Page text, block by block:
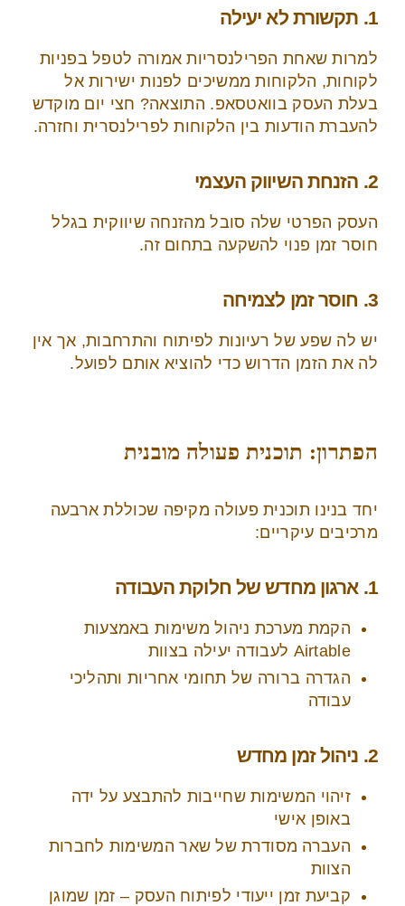
1. תקשורת לא יעילה
למרות שאחת הפרילנסריות אמורה לטפל בפניות
לקוחות, הלקוחות ממשיכים לפנות ישירות אל
בעלת העסק בוואטסאפ. התוצאה? חצי יום מוקדש
להעברת הודעות בין הלקוחות לפרילנסרית וחזרה.
2. הזנחת השיווק העצמי
העסק הפרטי שלה סובל מהזנחה שיווקית בגלל
חוסר זמן פנוי להשקעה בתחום זה.
3. חוסר זמן לצמיחה
יש לה שפע של רעיונות לפיתוח והתרחבות, אך אין
לה את הזמן הדרוש כדי להוציא אותם לפועל.
הפתרון: תוכנית פעולה מובנית
יחד בנינו תוכנית פעולה מקיפה שכוללת ארבעה
מרכיבים עיקריים:
1. ארגון מחדש של חלוקת העבודה
הקמת מערכת ניהול משימות באמצעות
Airtable לעבודה יעילה בצוות
הגדרה ברורה של תחומי אחריות ותהליכי
עבודה
2. ניהול זמן מחדש
זיהוי המשימות שחייבות להתבצע על ידה
באופן אישי
העברה מסודרת של שאר המשימות לחברות
הצוות
קביעת זמן ייעודי לפיתוח העסק – זמן שמוגן